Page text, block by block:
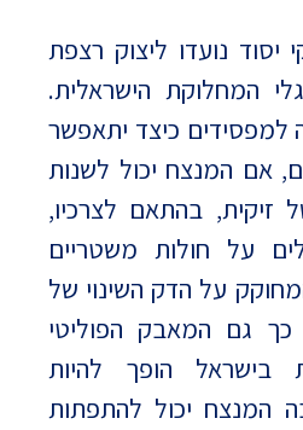
יסוד נועדו ליצוק רצפת
המחלוקת הישראלית.
למפסידים כיצד יתאפשר
אם המנצח יכול לשנות
בהתאם לצרכיו,
על חולות משטריים
על הדק השינוי של
כך גם המאבק הפוליטי
בישראל הופך להיות
המנצח יכול להתפתות